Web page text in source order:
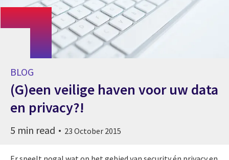
BLOG
(G)een veilige haven voor uw data
en privacy?!
5 min read 23 October 2015